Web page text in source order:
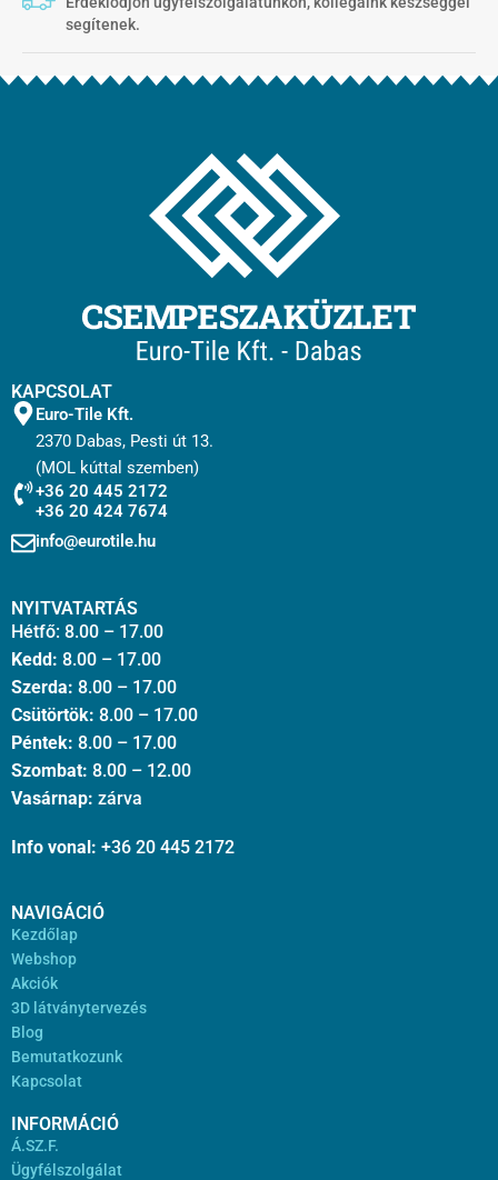
segítenek.
KAPCSOLAT
Euro-Tile Kft.
2370 Dabas, Pesti út 13.
(MOL kúttal szemben)
+36 20 445 2172
+36 20 424 7674
info@eurotile.hu
NYITVATARTÁS
Hétfő: 8.00 – 17.00
Kedd: 8.00 – 17.00
Szerda: 8.00 – 17.00
Csütörtök: 8.00 – 17.00
Péntek: 8.00 – 17.00
Szombat: 8.00 – 12.00
Vasárnap: zárva
Info vonal: +36 20 445 2172
NAVIGÁCIÓ
Kezdőlap
Webshop
Akciók
3D látványtervezés
Blog
Bemutatkozunk
Kapcsolat
INFORMÁCIÓ
Á.SZ.F.
Ügyfélszolgálat